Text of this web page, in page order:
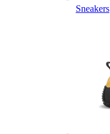
Sneakers